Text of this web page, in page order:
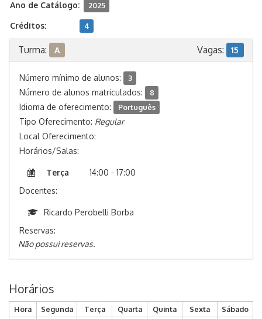
Ano de Catálogo: 2025
Créditos: 4
Turma: A Vagas: 15
Número mínimo de alunos: 3
Número de alunos matriculados: 8
Idioma de oferecimento: Português
Tipo Oferecimento: Regular
Local Oferecimento:
Horários/Salas:
Terça
14:00 - 17:00
Docentes:
Ricardo Perobelli Borba
Reservas:
Não possui reservas.
Horários
Hora Segunda Terça Quarta Quinta Sexta
Sábado